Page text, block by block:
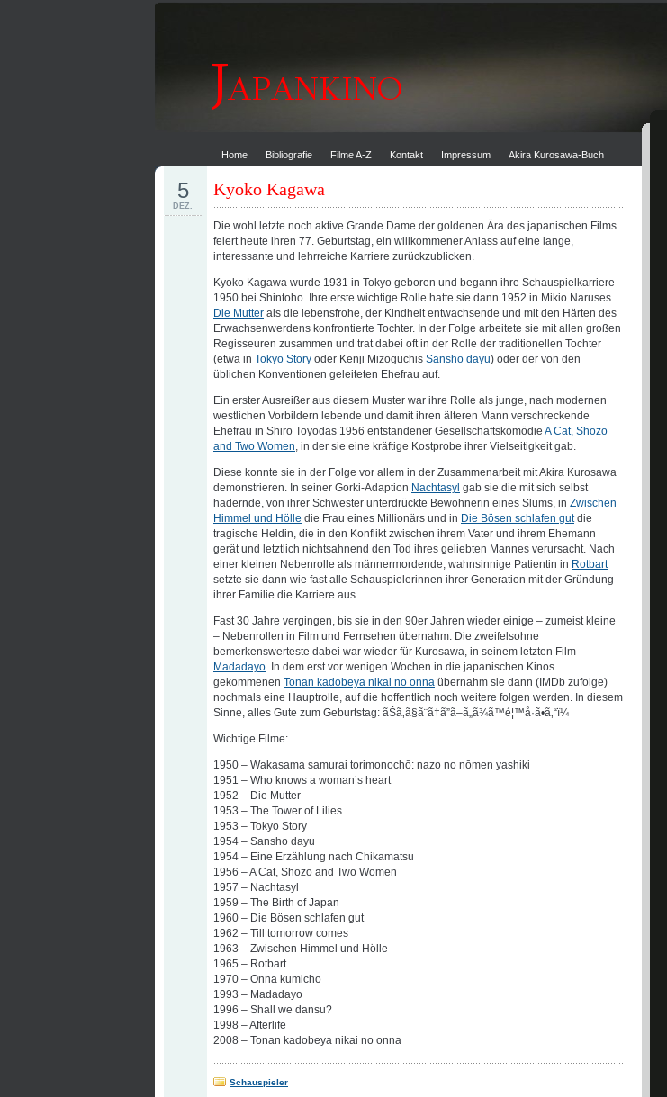
Home Bibliografie Filme A-Z Kontakt Impressum Akira Kurosawa-Buch
Kyoko Kagawa
5
DEZ.
Die wohl letzte noch aktive Grande Dame der goldenen Ära des japanischen Films
feiert heute ihren 77. Geburtstag, ein willkommener Anlass auf eine lange,
interessante und lehrreiche Karriere zurückzublicken.
Kyoko Kagawa wurde 1931 in Tokyo geboren und begann ihre Schauspielkarriere
1950 bei Shintoho. Ihre erste wichtige Rolle hatte sie dann 1952 in Mikio Naruses
Die Mutter als die lebensfrohe, der Kindheit entwachsende und mit den Härten des
Erwachsenwerdens konfrontierte Tochter. In der Folge arbeitete sie mit allen großen
Regisseuren zusammen und trat dabei oft in der Rolle der traditionellen Tochter
(etwa in Tokyo Story oder Kenji Mizoguchis Sansho dayu) oder der von den
üblichen Konventionen geleiteten Ehefrau auf.
Ein erster Ausreißer aus diesem Muster war ihre Rolle als junge, nach modernen
westlichen Vorbildern lebende und damit ihren älteren Mann verschreckende
Ehefrau in Shiro Toyodas 1956 entstandener Gesellschaftskomödie A Cat, Shozo
and Two Women, in der sie eine kräftige Kostprobe ihrer Vielseitigkeit gab.
Diese konnte sie in der Folge vor allem in der Zusammenarbeit mit Akira Kurosawa
demonstrieren. In seiner Gorki-Adaption Nachtasyl gab sie die mit sich selbst
hadernde, von ihrer Schwester unterdrückte Bewohnerin eines Slums, in Zwischen
Himmel und Hölle die Frau eines Millionärs und in Die Bösen schlafen gutdie
tragische Heldin, die in den Konflikt zwischen ihrem Vater und ihrem Ehemann
gerät und letztlich nichtsahnend den Tod ihres geliebten Mannes verursacht. Nach
einer kleinen Nebenrolle als männermordende, wahnsinnige Patientin in Rotbart
setzte sie dann wie fast alle Schauspielerinnen ihrer Generation mit der Gründung
ihrer Familie die Karriere aus.
Fast 30 Jahre vergingen, bis sie in den 90er Jahren wieder einige – zumeist kleine
– Nebenrollen in Film und Fernsehen übernahm. Die zweifelsohne
bemerkenswerteste dabei war wieder für Kurosawa, in seinem letzten Film
Madadayo. In dem erst vor wenigen Wochen in die japanischen Kinos
gekommenen Tonan kadobeya nikai no onna übernahm sie dann (IMDb zufolge)
nochmals eine Hauptrolle, auf die hoffentlich noch weitere folgen werden. In diesem
Sinne, alles Gute zum Geburtstag: ãŠã‚ã§ã¨ã†ã”ã–ã„ã¾ã™é¦™å·ã•ã‚“ï¼
Wichtige Filme:
1950 – Wakasama samurai torimonochō: nazo no nōmen yashiki
1951 – Who knows a woman’s heart
1952 – Die Mutter
1953 – The Tower of Lilies
1953 – Tokyo Story
1954 – Sansho dayu
1954 – Eine Erzählung nach Chikamatsu
1956 – A Cat, Shozo and Two Women
1957 – Nachtasyl
1959 – The Birth of Japan
1960 – Die Bösen schlafen gut
1962 – Till tomorrow comes
1963 – Zwischen Himmel und Hölle
1965 – Rotbart
1970 – Onna kumicho
1993 – Madadayo
1996 – Shall we dansu?
1998 – Afterlife
2008 – Tonan kadobeya nikai no onna
Schauspieler